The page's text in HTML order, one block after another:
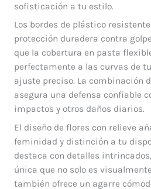
sofisticación a tu estilo.
Los bordes de plástico
protección duradera contra
que la cobertura en pasta
perfectamente a las curvas de
ajuste preciso. La combinación
asegura una defensa confiable
impactos y otros daños diarios.
El diseño de flores con relieve
feminidad y distinción a tu
destaca con detalles
única que no solo es
también ofrece un agarre